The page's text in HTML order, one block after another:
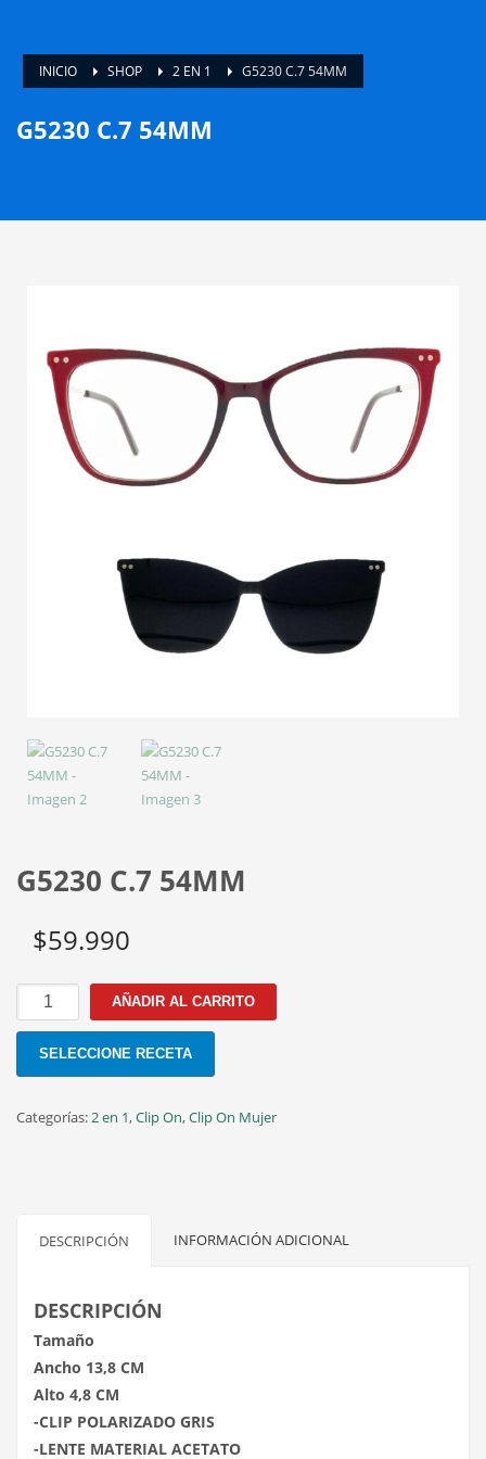
INICIO SHOP 2 EN 1 G5230 C.7 54MM
G5230 C.7 54MM
G5230 C.7 54MM
$59.990
G5230
C.7
AÑADIR AL CARRITO
SELECCIONE RECETA
Categorías:2 en 1,Clip On,Clip On Mujer
DESCRIPCIÓN INFORMACIÓN ADICIONAL
DESCRIPCIÓN
Tamaño
Ancho 13,8 CM
Alto 4,8 CM
-CLIP POLARIZADO GRIS
-LENTE MATERIAL ACETATO